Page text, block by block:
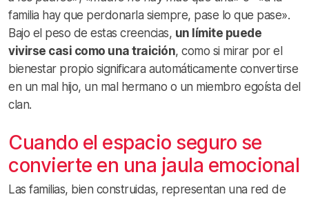
familia hay que perdonarla siempre, pase lo que pase».
Bajo el peso de estas creencias, un límite puede
vivirse casi como una traición, como si mirar por el
bienestar propio significara automáticamente convertirse
en un mal hijo, un mal hermano o un miembro egoísta del
clan.
Cuando el espacio seguro se
convierte en una jaula emocional
Las familias, bien construidas, representan una red de